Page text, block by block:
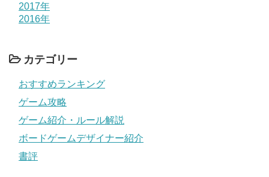
2017年
2016年
カテゴリー
おすすめランキング
ゲーム攻略
ゲーム紹介・ルール解説
ボードゲームデザイナー紹介
書評